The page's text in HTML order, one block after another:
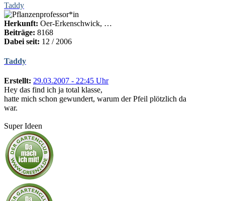
Taddy
Herkunft: Oer-Erkenschwick, …
Beiträge: 8168
Dabei seit: 12 / 2006
Taddy
Erstellt: 29.03.2007 - 22:45 Uhr
Hey das find ich ja total klasse,
hatte mich schon gewundert, warum der Pfeil plötzlich da
war.
Super Ideen